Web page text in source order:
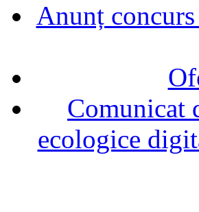
Anunț
Comunicat
ecologice